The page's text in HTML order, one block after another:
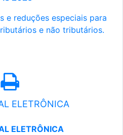
e reduções especiais para
e não tributários.
ELETRÔNICA
ELETRÔNICA